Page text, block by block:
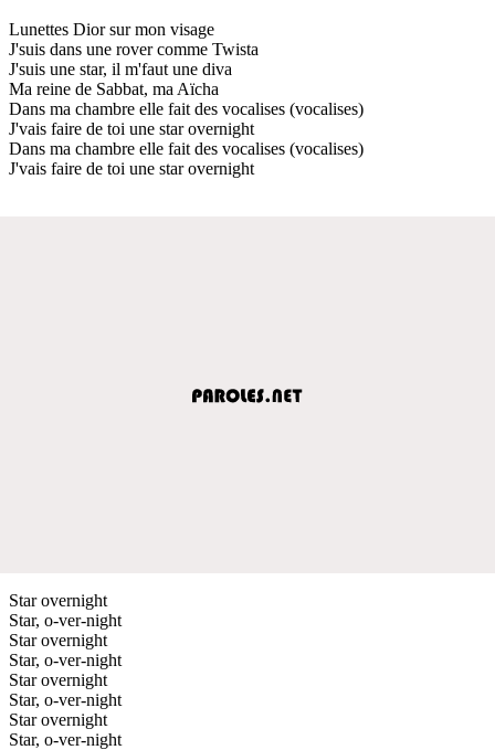
Lunettes Dior sur mon visage
J'suis dans une rover comme Twista
J'suis une star, il m'faut une diva
Ma reine de Sabbat, ma Aïcha
Dans ma chambre elle fait des vocalises (vocalises)
J'vais faire de toi une star overnight
Dans ma chambre elle fait des vocalises (vocalises)
J'vais faire de toi une star overnight
Star overnight
Star, o-ver-night
Star overnight
Star, o-ver-night
Star overnight
Star, o-ver-night
Star overnight
Star, o-ver-night